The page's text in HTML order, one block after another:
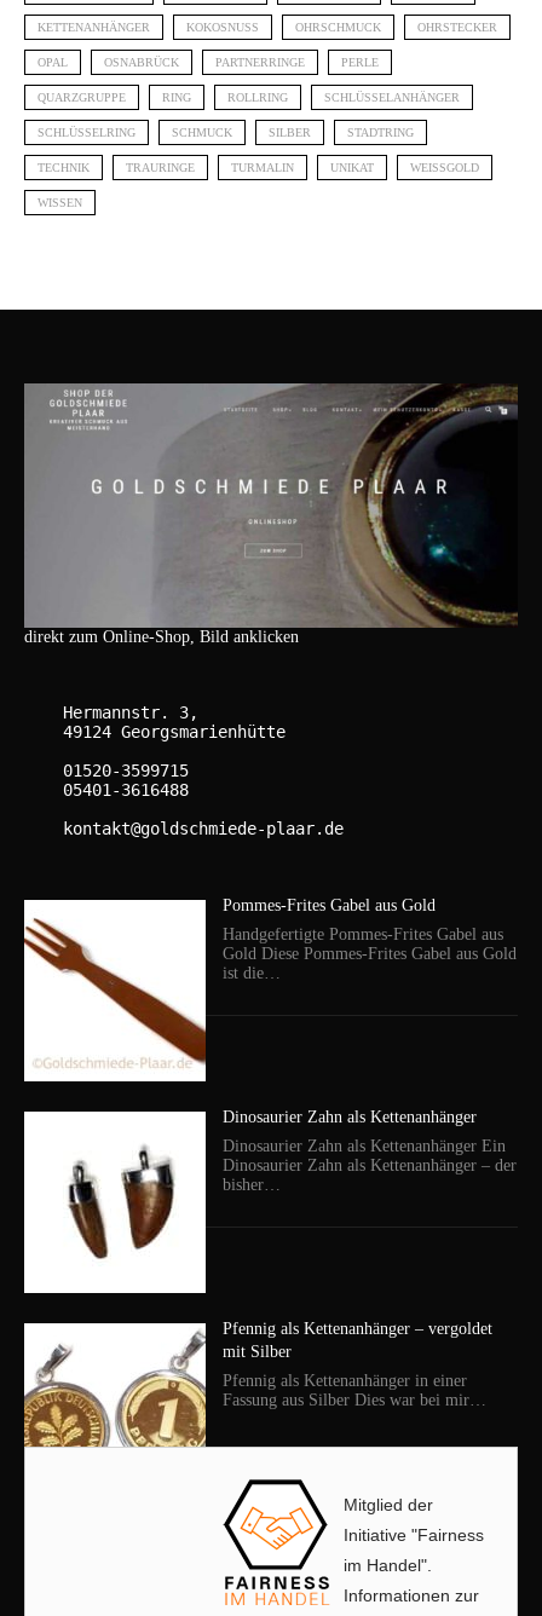
KETTENANHÄNGER KOKOSNUSS OHRSCHMUCK OHRSTECKER
OPAL OSNABRÜCK PARTNERRINGE PERLE
QUARZGRUPPE RING ROLLRING SCHLÜSSELANHÄNGER
SCHLÜSSELRING SCHMUCK SILBER STADTRING
TECHNIK TRAURINGE TURMALIN UNIKAT WEISSGOLD
WISSEN
direkt zum Online-Shop, Bild anklicken
Pommes-Frites Gabel aus Gold
Handgefertigte Pommes-Frites Gabel aus
Gold Diese Pommes-Frites Gabel aus Gold
ist die…
Dinosaurier Zahn als Kettenanhänger
Dinosaurier Zahn als Kettenanhänger Ein
Dinosaurier Zahn als Kettenanhänger – der
bisher…
Pfennig als Kettenanhänger – vergoldet
mit Silber
Pfennig als Kettenanhänger in einer
Fassung aus Silber Dies war bei mir…
Mitglied der
Initiative "Fairness
im Handel".
Informationen zur